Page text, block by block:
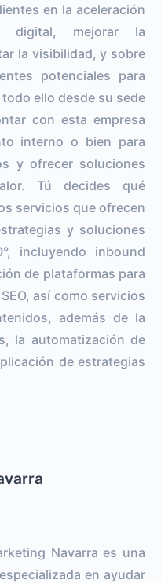
en la aceleración
digital, mejorar la
la visibilidad, y sobre
potenciales para
ello desde su sede
con esta empresa
interno o bien para
y ofrecer soluciones
Tú decides qué
servicios que ofrecen
y soluciones
incluyendo inbound
de plataformas para
así como servicios
además de la
la automatización de
de estrategias
Navarra es una
en ayudar